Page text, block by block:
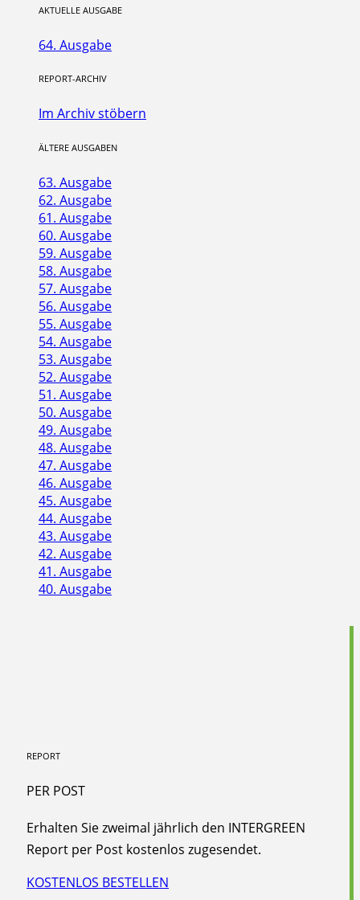
AKTUELLE AUSGABE
64. Ausgabe
REPORT-ARCHIV
Im Archiv stöbern
ÄLTERE AUSGABEN
63. Ausgabe
62. Ausgabe
61. Ausgabe
60. Ausgabe
59. Ausgabe
58. Ausgabe
57. Ausgabe
56. Ausgabe
55. Ausgabe
54. Ausgabe
53. Ausgabe
52. Ausgabe
51. Ausgabe
50. Ausgabe
49. Ausgabe
48. Ausgabe
47. Ausgabe
46. Ausgabe
45. Ausgabe
44. Ausgabe
43. Ausgabe
42. Ausgabe
41. Ausgabe
40. Ausgabe
REPORT
PER POST
Erhalten Sie zweimal jährlich den INTERGREEN
Report per Post kostenlos zugesendet.
KOSTENLOS BESTELLEN